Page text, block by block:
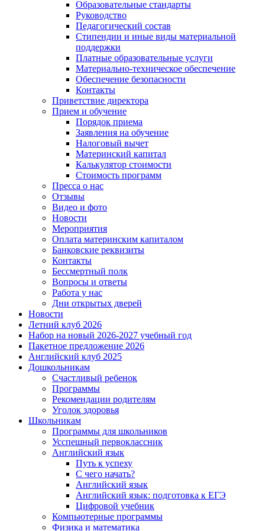
Образовательные стандарты
Руководство
Педагогический состав
Стипендии и иные виды материальной
поддержки
Платные образовательные услуги
Материально-техническое обеспечение
Обеспечение безопасности
Контакты
Приветствие директора
Прием и обучение
Порядок приема
Заявления на обучение
Налоговый вычет
Материнский капитал
Калькулятор стоимости
Стоимость программ
Пресса о нас
Отзывы
Видео и фото
Новости
Мероприятия
Оплата материнским капиталом
Банковские реквизиты
Контакты
Бессмертный полк
Вопросы и ответы
Работа у нас
Дни открытых дверей
Новости
Летний клуб 2026
Набор на новый 2026-2027 учебный год
Пакетное предложение 2026
Английский клуб 2025
Дошкольникам
Счастливый ребенок
Программы
Рекомендации родителям
Уголок здоровья
Школьникам
Программы для школьников
Усспешный первоклассник
Английский язык
Путь к успеху
С чего начать?
Английский язык
Английский язык: подготовка к ЕГЭ
Цифровой учебник
Компьютерные программы
Физика и математика